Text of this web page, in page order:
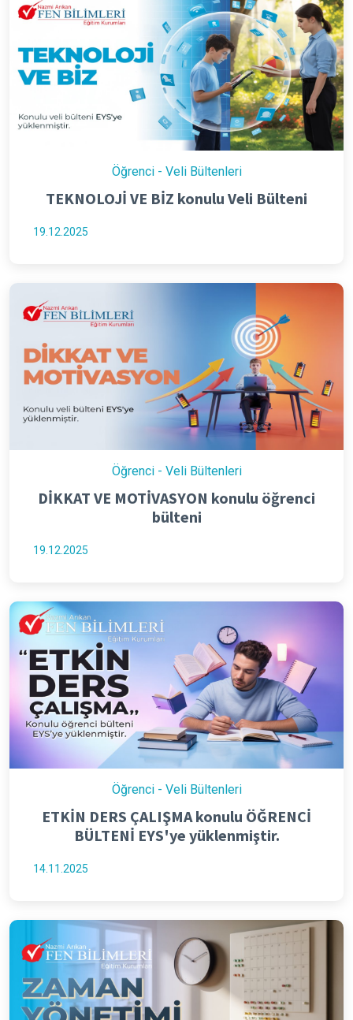
Öğrenci - Veli Bültenleri
TEKNOLOJİ VE BİZ konulu Veli Bülteni
19.12.2025
Öğrenci - Veli Bültenleri
DİKKAT VE MOTİVASYON konulu öğrenci
bülteni
19.12.2025
Öğrenci - Veli Bültenleri
ETKİN DERS ÇALIŞMA konulu ÖĞRENCİ
BÜLTENİ EYS'ye yüklenmiştir.
14.11.2025